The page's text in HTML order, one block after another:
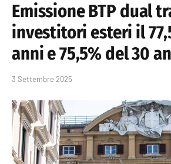
Emissione BTP dual
investitori esteri il
anni e 75,5% del 30
3 Settembre 2025